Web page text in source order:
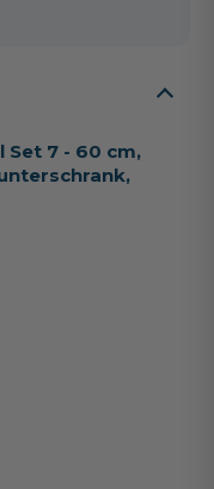
Set 7 - 60 cm,